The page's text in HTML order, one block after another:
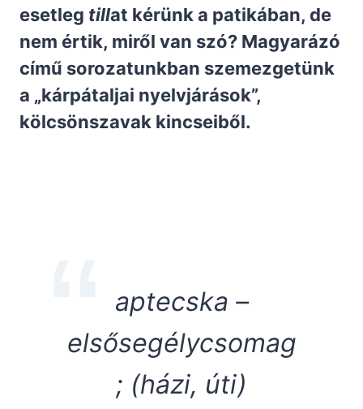
esetleg tillat kérünk a patikában, de
nem értik, miről van szó? Magyarázó
című sorozatunkban szemezgetünk
a „kárpátaljai nyelvjárások”,
kölcsönszavak kincseiből.
aptecska –
elsősegélycsomag
; (házi, úti)